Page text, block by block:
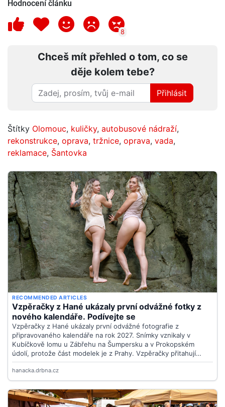
Hodnocení článku
8
Chceš mít přehled o tom, co se
děje kolem tebe?
Přihlásit
Štítky Olomouc, kuličky, autobusové nádraží,
rekonstrukce, oprava, tržnice, oprava, vada,
reklamace, Šantovka